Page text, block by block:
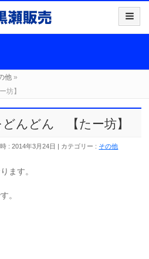
他 »
坊】
んどん 【たー坊】
: 2014年3月24日 カテゴリー : その他
ます。
。